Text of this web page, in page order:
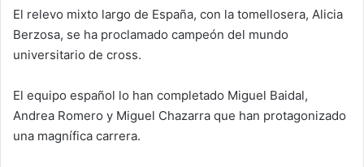
El relevo mixto largo de España, con la tomellosera, Alicia
Berzosa, se ha proclamado campeón del mundo
universitario de cross.
El equipo español lo han completado Miguel Baidal,
Andrea Romero y Miguel Chazarra que han protagonizado
una magnífica carrera.